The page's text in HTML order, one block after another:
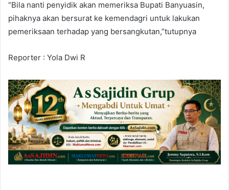
“Bila nanti penyidik akan memeriksa Bupati Banyuasin,
pihaknya akan bersurat ke kemendagri untuk lakukan
pemeriksaan terhadap yang bersangkutan,”tutupnya
Reporter : Yola Dwi R